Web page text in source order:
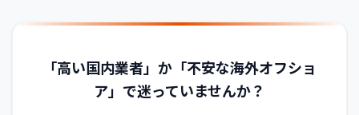
「高い国内業者」か「不安な海外オフショ
ア」で迷っていませんか？